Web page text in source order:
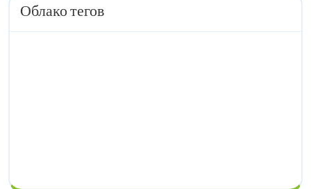
Облако тегов